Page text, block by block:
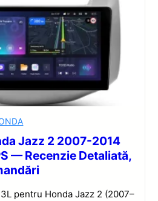
Jazz 2 2007-2014
— Recenzie Detaliată,
pentru Honda Jazz 2 (2007–